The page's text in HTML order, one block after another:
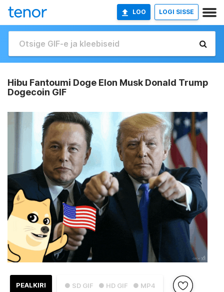
LOO LOGI SISSE
Hibu Fantoumi Doge Elon Musk Donald Trump
Dogecoin GIF
● SD GIF ● HD GIF ● MP4
PEALKIRI